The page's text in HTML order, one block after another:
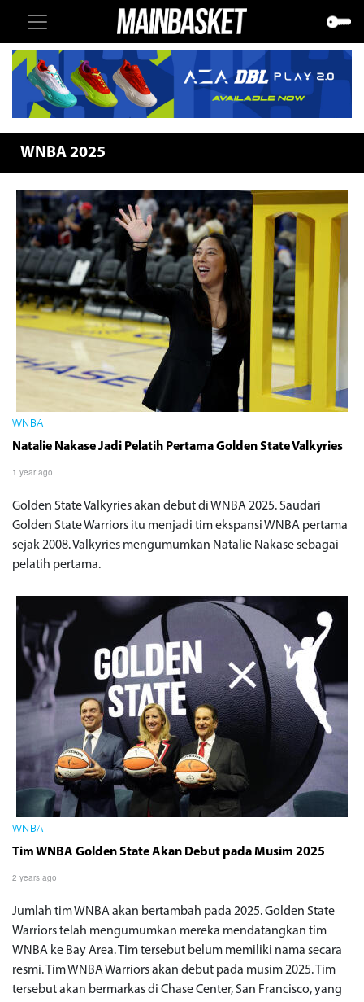
WNBA 2025
WNBA
Natalie Nakase Jadi Pelatih Pertama Golden State Valkyries
1 year ago
Golden State Valkyries akan debut di WNBA 2025. Saudari
Golden State Warriors itu menjadi tim ekspansi WNBA pertama
sejak 2008. Valkyries mengumumkan Natalie Nakase sebagai
pelatih pertama.
WNBA
Tim WNBA Golden State Akan Debut pada Musim 2025
2 years ago
Jumlah tim WNBA akan bertambah pada 2025. Golden State
Warriors telah mengumumkan mereka mendatangkan tim
WNBA ke Bay Area. Tim tersebut belum memiliki nama secara
resmi. Tim WNBA Warriors akan debut pada musim 2025. Tim
tersebut akan bermarkas di Chase Center, San Francisco, yang